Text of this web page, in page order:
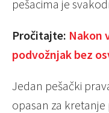
pešacima je
Pročitajte: Nakon
podvožnjak bez
Jedan pešački
opasan za